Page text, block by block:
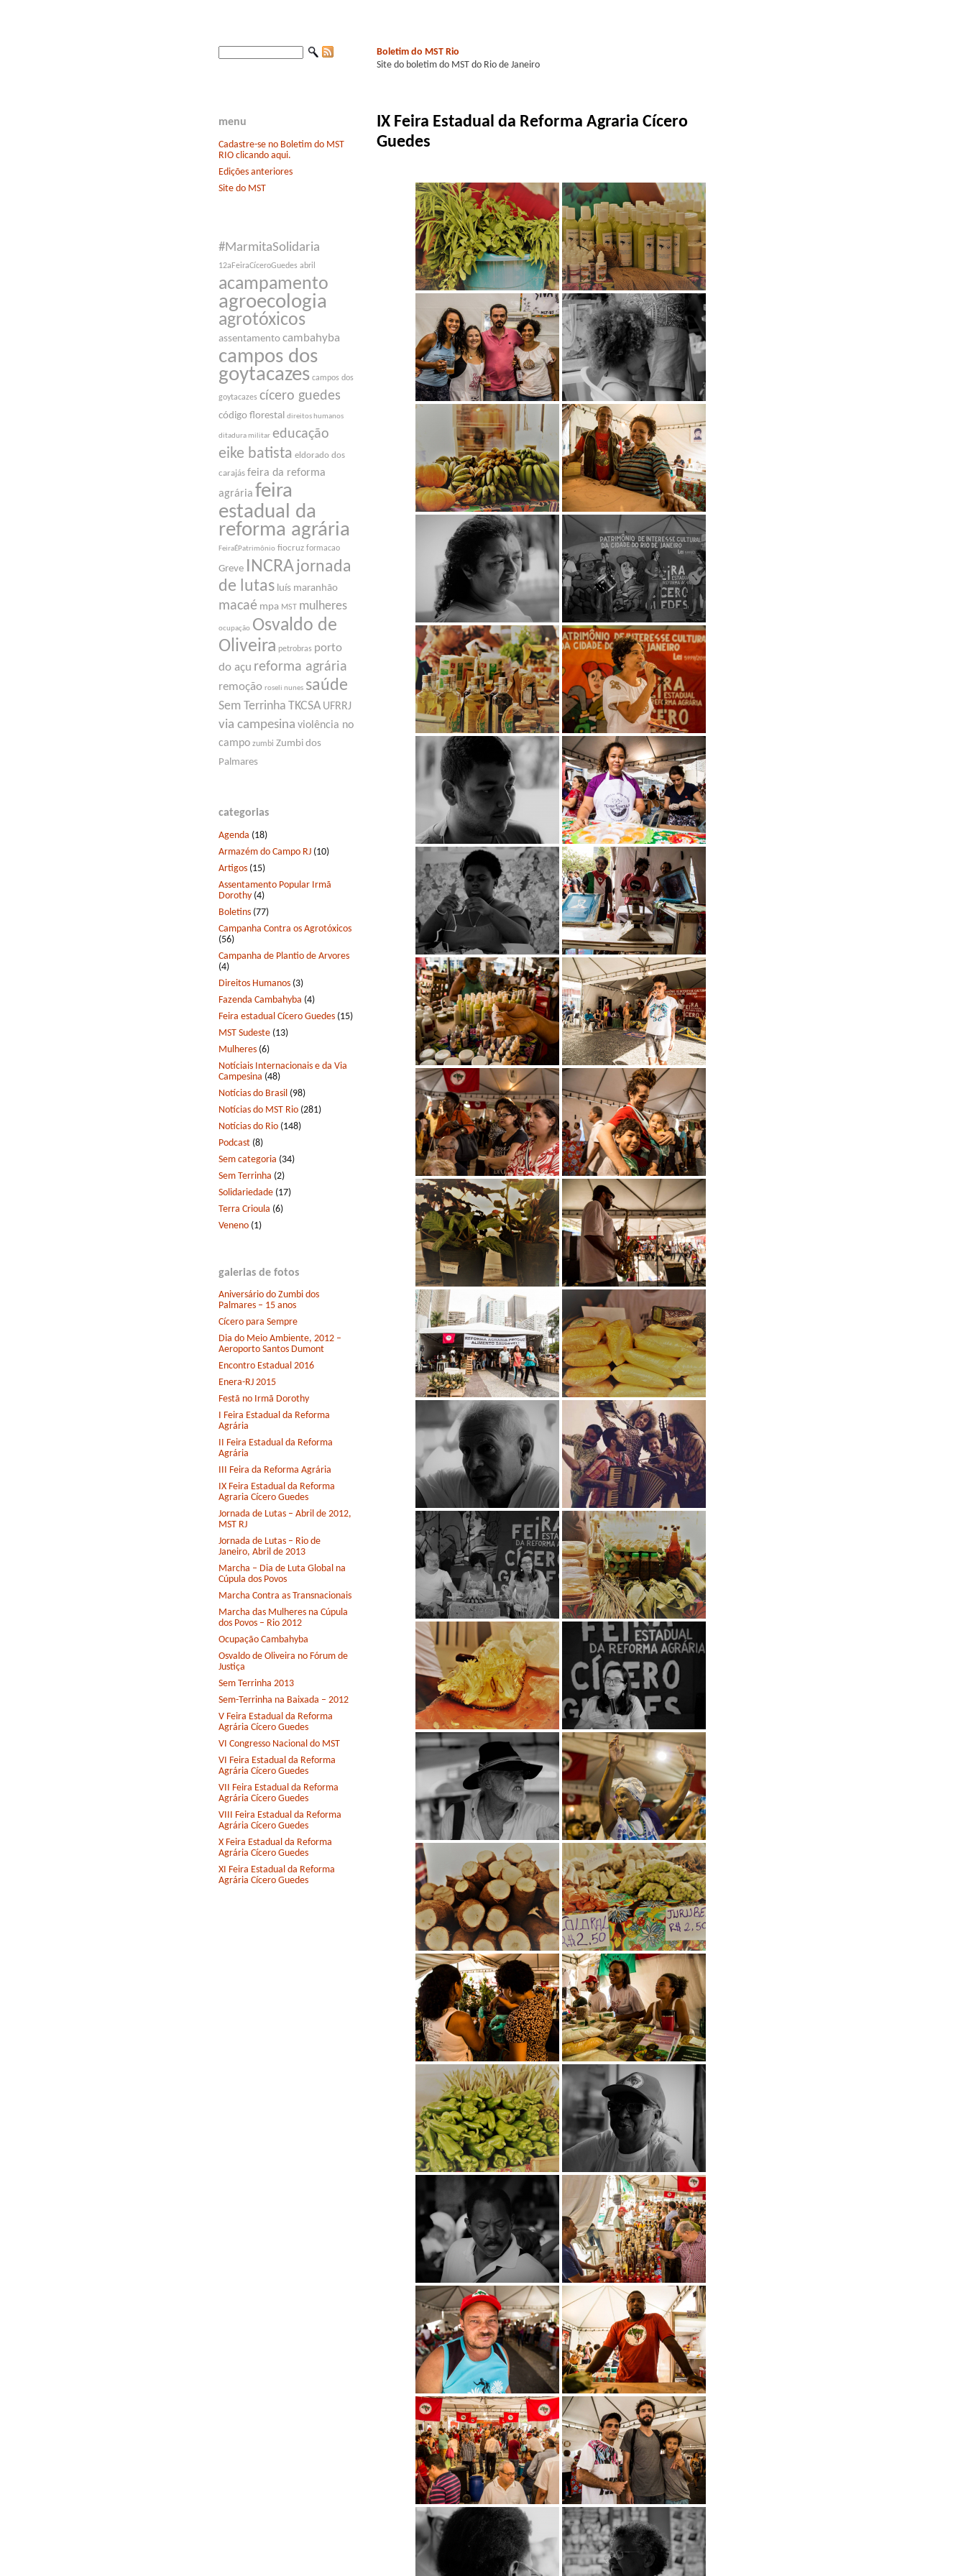
menu
Cadastre-se no Boletim do MST
RIO clicando aqui.
Edições anteriores
Site do MST
#MarmitaSolidaria
12aFeiraCíceroGuedes abril
acampamento
agroecologia
agrotóxicos
assentamento cambahyba
campos dos
goytacazes campos dos
goytacazes cícero guedes
código florestal direitos humanos
ditadura militar educação
eike batista eldorado dos
carajás feira da reforma
agrária feira
estadual da
reforma agrária
FeiraÉPatrimônio fiocruz formacao
Greve INCRA jornada
de lutas luís maranhão
macaé mpa MST mulheres
ocupação Osvaldo de
Oliveira petrobras porto
do açu reforma agrária
remoção roseli nunes saúde
Sem Terrinha TKCSA UFRRJ
via campesina violência no
campo zumbi Zumbi dos
Palmares
categorias
Agenda (18)
Armazém do Campo RJ (10)
Artigos (15)
Assentamento Popular Irmã
Dorothy (4)
Boletins (77)
Campanha Contra os Agrotóxicos
(56)
Campanha de Plantio de Arvores
(4)
Direitos Humanos (3)
Fazenda Cambahyba (4)
Feira estadual Cícero Guedes (15)
MST Sudeste (13)
Mulheres (6)
Notíciais Internacionais e da Via
Campesina (48)
Notícias do Brasil (98)
Notícias do MST Rio (281)
Notícias do Rio (148)
Podcast (8)
Sem categoria (34)
Sem Terrinha (2)
Solidariedade (17)
Terra Crioula (6)
Veneno (1)
galerias de fotos
Aniversário do Zumbi dos
Palmares – 15 anos
Cícero para Sempre
Dia do Meio Ambiente, 2012 –
Aeroporto Santos Dumont
Encontro Estadual 2016
Enera-RJ 2015
Festã no Irmã Dorothy
I Feira Estadual da Reforma
Agrária
II Feira Estadual da Reforma
Agrária
III Feira da Reforma Agrária
IX Feira Estadual da Reforma
Agraria Cícero Guedes
Jornada de Lutas – Abril de 2012,
MST RJ
Jornada de Lutas – Rio de
Janeiro, Abril de 2013
Marcha – Dia de Luta Global na
Cúpula dos Povos
Marcha Contra as Transnacionais
Marcha das Mulheres na Cúpula
dos Povos – Rio 2012
Ocupação Cambahyba
Osvaldo de Oliveira no Fórum de
Justiça
Sem Terrinha 2013
Sem-Terrinha na Baixada – 2012
V Feira Estadual da Reforma
Agrária Cícero Guedes
VI Congresso Nacional do MST
VI Feira Estadual da Reforma
Agrária Cícero Guedes
VII Feira Estadual da Reforma
Agrária Cícero Guedes
VIII Feira Estadual da Reforma
Agrária Cícero Guedes
X Feira Estadual da Reforma
Agrária Cícero Guedes
XI Feira Estadual da Reforma
Agrária Cícero Guedes
Boletim do MST Rio
Site do boletim do MST do Rio de Janeiro
IX Feira Estadual da Reforma Agraria Cícero
Guedes